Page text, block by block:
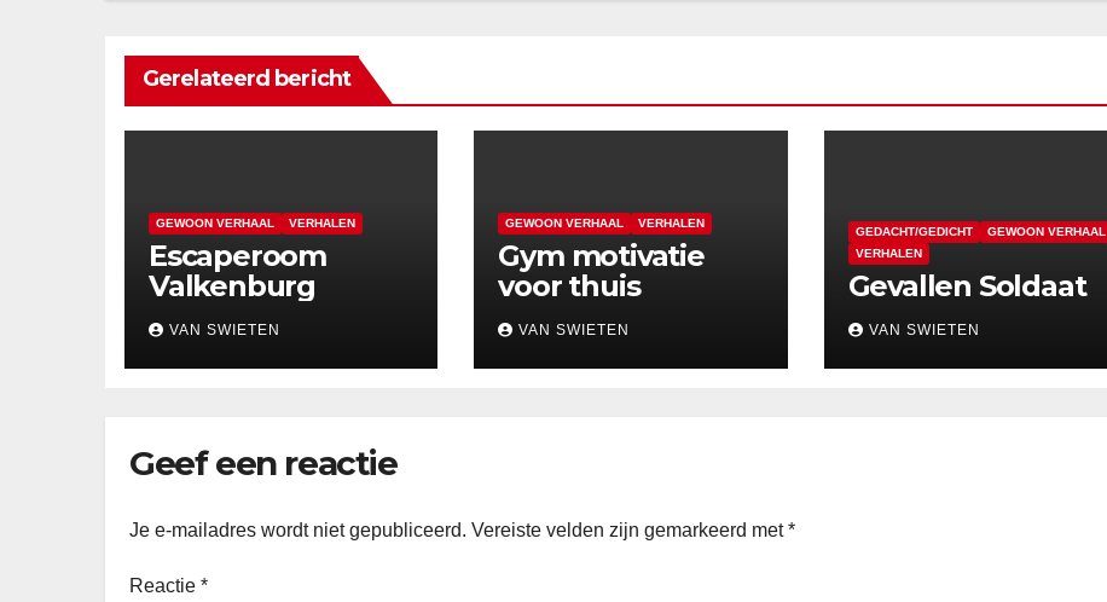
Gerelateerd bericht
GEWOON VERHAAL VERHALEN
Escaperoom
Valkenburg
VAN SWIETEN
GEWOON VERHAAL VERHALEN
Gym motivatie
voor thuis
VAN SWIETEN
GEDACHT/GEDICHT
GEWOON VERHAAL
VERHALEN
Gevallen Soldaat
VAN SWIETEN
Geef een reactie
Je e-mailadres wordt niet gepubliceerd. Vereiste velden zijn gemarkeerd met*
Reactie *